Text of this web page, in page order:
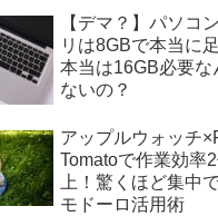
【デマ？】パソコ
リは8GBで本当に
本当は16GB必要な
ないの？
アップルウォッチ
Tomatoで作業効率
上！驚くほど集中
モドーロ活用術